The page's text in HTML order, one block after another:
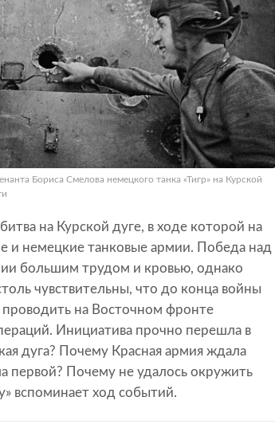
Бориса Смелова немецкого танка «Тигр» на Курской
на Курской дуге, в ходе которой на
и немецкие танковые армии. Победа над
большим трудом и кровью, однако
чувствительны, что до конца войны
на Восточном фронте
Инициатива прочно перешла в
дуга? Почему Красная армия ждала
первой? Почему не удалось окружить
вспоминает ход событий.